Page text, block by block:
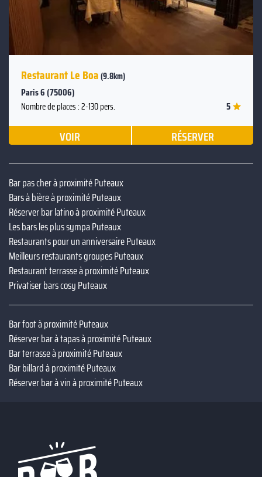
Restaurant Le Boa(9.8km)
Paris 6 (75006)
Nombre de places : 2-130 pers. 5
VOIR RÉSERVER
Bar pas cher à proximité Puteaux
Bars à bière à proximité Puteaux
Réserver bar latino à proximité Puteaux
Les bars les plus sympa Puteaux
Restaurants pour un anniversaire Puteaux
Meilleurs restaurants groupes Puteaux
Restaurant terrasse à proximité Puteaux
Privatiser bars cosy Puteaux
Bar foot à proximité Puteaux
Réserver bar à tapas à proximité Puteaux
Bar terrasse à proximité Puteaux
Bar billard à proximité Puteaux
Réserver bar à vin à proximité Puteaux